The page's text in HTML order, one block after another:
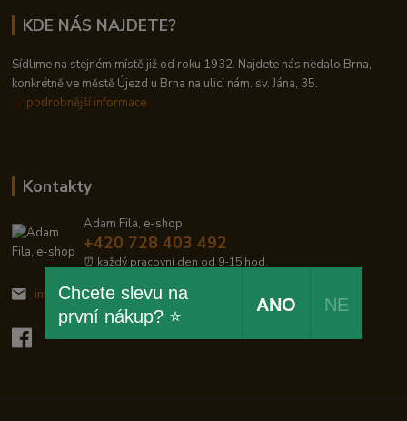
KDE NÁS NAJDETE?
Sídlíme na stejném místě již od roku 1932. Najdete nás nedalo Brna,
konkrétně ve městě Újezd u Brna na ulici nám. sv. Jána, 35.
→ podrobnější informace
Kontakty
Adam Fila, e-shop
+420 728 403 492
⏰ každý pracovní den od 9-15 hod.
info@zelezodum.cz
Chcete slevu na
první nákup? ⭐
ANO NE